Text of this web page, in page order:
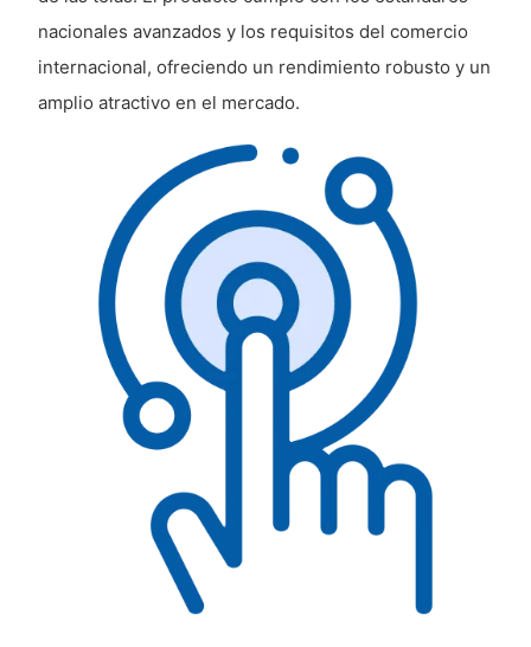
nacionales avanzados y los requisitos del comercio
internacional, ofreciendo un rendimiento robusto y un
amplio atractivo en el mercado.